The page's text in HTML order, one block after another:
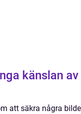
känslan av
att säkra några